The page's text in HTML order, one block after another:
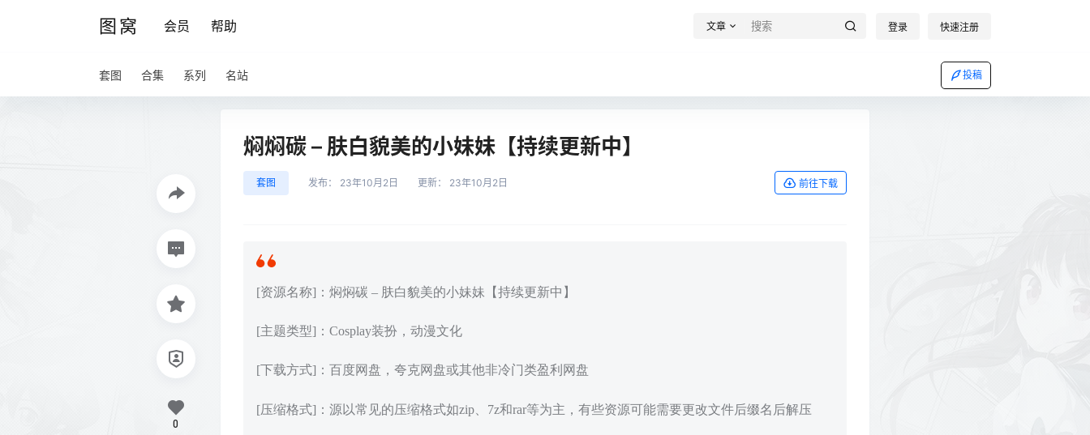
图窝 会员 帮助 文章 登录 快速注册
套图 合集 系列 名站 投稿
焖焖碳 – 肤白貌美的小妹妹【持续更新中】
套图 发布： 23年10月2日 更新： 23年10月2日 前往下载
[资源名称]：焖焖碳 – 肤白貌美的小妹妹【持续更新中】
[主题类型]：Cosplay装扮，动漫文化
[下载方式]：百度网盘，夸克网盘或其他非冷门类盈利网盘
[压缩格式]：源以常见的压缩格式如zip、7z和rar等为主，有些资源可能需要更改文件后缀名后解压
0